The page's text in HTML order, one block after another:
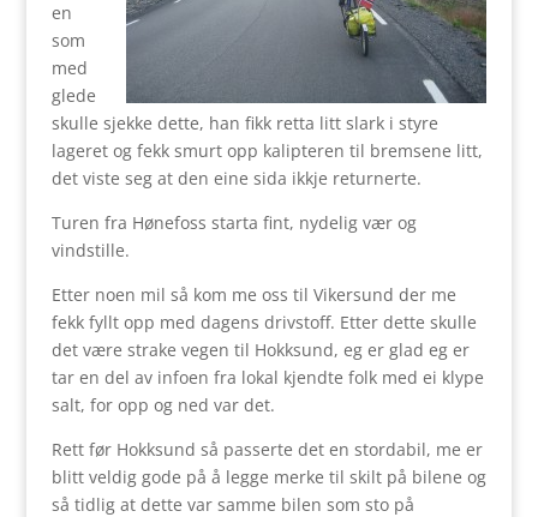
en
som
med
glede
skulle sjekke dette, han fikk retta litt slark i styre
lageret og fekk smurt opp kalipteren til bremsene litt,
det viste seg at den eine sida ikkje returnerte.
Turen fra Hønefoss starta fint, nydelig vær og
vindstille.
Etter noen mil så kom me oss til Vikersund der me
fekk fyllt opp med dagens drivstoff. Etter dette skulle
det være strake vegen til Hokksund, eg er glad eg er
tar en del av infoen fra lokal kjendte folk med ei klype
salt, for opp og ned var det.
Rett før Hokksund så passerte det en stordabil, me er
blitt veldig gode på å legge merke til skilt på bilene og
så tidlig at dette var samme bilen som sto på